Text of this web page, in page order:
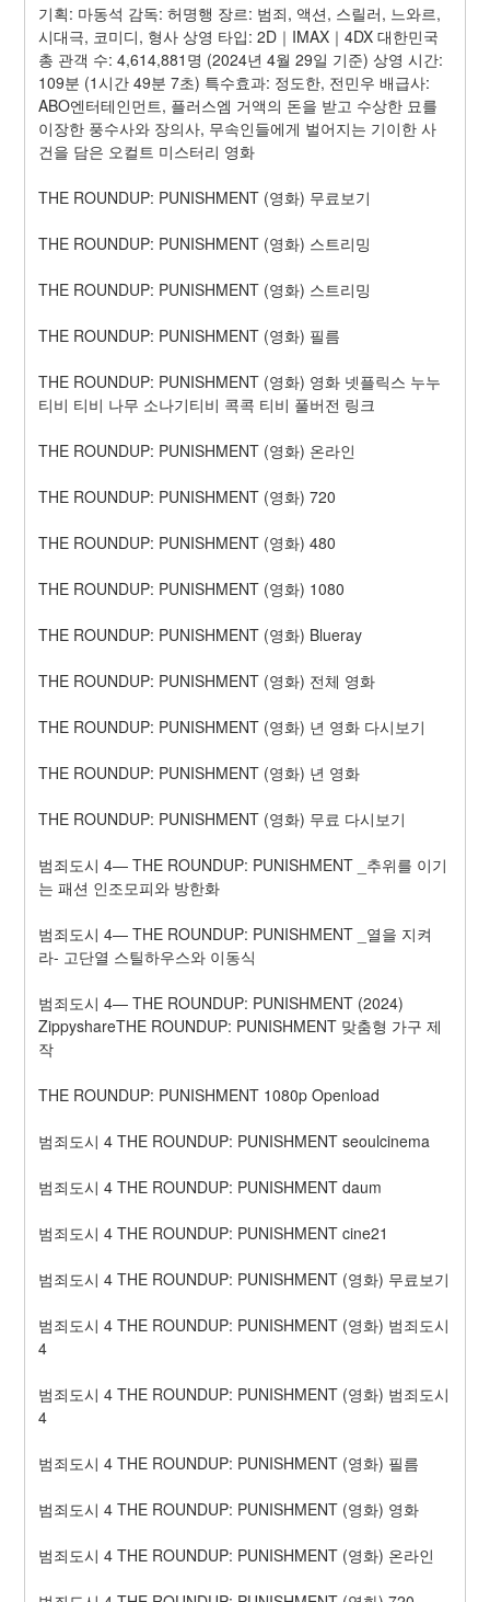
기획: 마동석 감독: 허명행 장르: 범죄, 액션, 스릴러, 느와르,
시대극, 코미디, 형사 상영 타입: 2D｜IMAX｜4DX 대한민국
총 관객 수: 4,614,881명 (2024년 4월 29일 기준) 상영 시간:
109분 (1시간 49분 7초) 특수효과: 정도한, 전민우 배급사:
ABO엔터테인먼트, 플러스엠 거액의 돈을 받고 수상한 묘를
이장한 풍수사와 장의사, 무속인들에게 벌어지는 기이한 사
건을 담은 오컬트 미스터리 영화
THE ROUNDUP: PUNISHMENT (영화) 무료보기
THE ROUNDUP: PUNISHMENT (영화) 스트리밍
THE ROUNDUP: PUNISHMENT (영화) 스트리밍
THE ROUNDUP: PUNISHMENT (영화) 필름
THE ROUNDUP: PUNISHMENT (영화) 영화 넷플릭스 누누
티비 티비 나무 소나기티비 콕콕 티비 풀버전 링크
THE ROUNDUP: PUNISHMENT (영화) 온라인
THE ROUNDUP: PUNISHMENT (영화) 720
THE ROUNDUP: PUNISHMENT (영화) 480
THE ROUNDUP: PUNISHMENT (영화) 1080
THE ROUNDUP: PUNISHMENT (영화) Blueray
THE ROUNDUP: PUNISHMENT (영화) 전체 영화
THE ROUNDUP: PUNISHMENT (영화) 년 영화 다시보기
THE ROUNDUP: PUNISHMENT (영화) 년 영화
THE ROUNDUP: PUNISHMENT (영화) 무료 다시보기
범죄도시 4— THE ROUNDUP: PUNISHMENT _추위를 이기
는 패션 인조모피와 방한화
범죄도시 4— THE ROUNDUP: PUNISHMENT _열을 지켜
라- 고단열 스틸하우스와 이동식
범죄도시 4— THE ROUNDUP: PUNISHMENT (2024)
ZippyshareTHE ROUNDUP: PUNISHMENT 맞춤형 가구 제
작
THE ROUNDUP: PUNISHMENT 1080p Openload
범죄도시 4 THE ROUNDUP: PUNISHMENT seoulcinema
범죄도시 4 THE ROUNDUP: PUNISHMENT daum
범죄도시 4 THE ROUNDUP: PUNISHMENT cine21
범죄도시 4 THE ROUNDUP: PUNISHMENT (영화) 무료보기
범죄도시 4 THE ROUNDUP: PUNISHMENT (영화) 범죄도시
4
범죄도시 4 THE ROUNDUP: PUNISHMENT (영화) 범죄도시
4
범죄도시 4 THE ROUNDUP: PUNISHMENT (영화) 필름
범죄도시 4 THE ROUNDUP: PUNISHMENT (영화) 영화
범죄도시 4 THE ROUNDUP: PUNISHMENT (영화) 온라인